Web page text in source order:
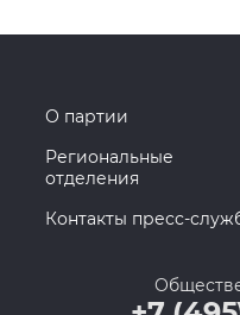
О партии
Региональные
отделения
Контакты пресс-